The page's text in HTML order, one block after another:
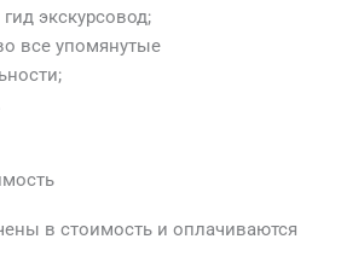
экскурсовод;
все упомянутые
в стоимость и оплачиваются